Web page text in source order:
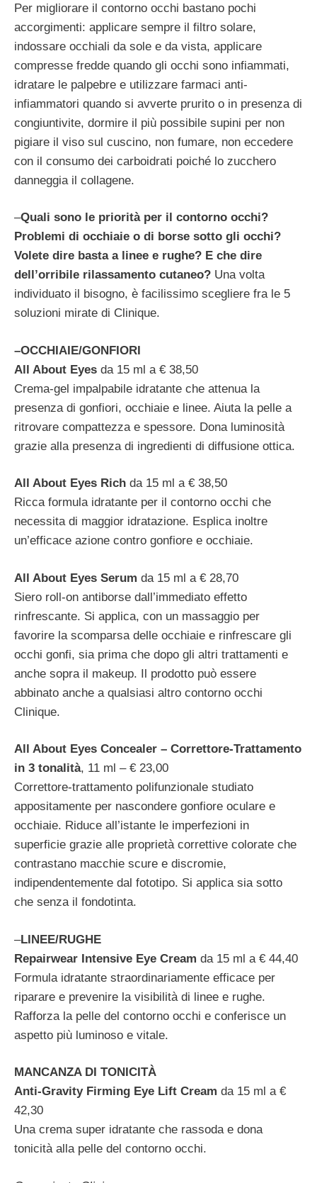
Per migliorare il contorno occhi bastano pochi
accorgimenti: applicare sempre il filtro solare,
indossare occhiali da sole e da vista, applicare
compresse fredde quando gli occhi sono infiammati,
idratare le palpebre e utilizzare farmaci anti-
infiammatori quando si avverte prurito o in presenza di
congiuntivite, dormire il più possibile supini per non
pigiare il viso sul cuscino, non fumare, non eccedere
con il consumo dei carboidrati poiché lo zucchero
danneggia il collagene.
–Quali sono le priorità per il contorno occhi?
Problemi di occhiaie o di borse sotto gli occhi?
Volete dire basta a linee e rughe? E che dire
dell’orribile rilassamento cutaneo? Una volta
individuato il bisogno, è facilissimo scegliere fra le 5
soluzioni mirate di Clinique.
–OCCHIAIE/GONFIORI
All About Eyes da 15 ml a € 38,50
Crema-gel impalpabile idratante che attenua la
presenza di gonfiori, occhiaie e linee. Aiuta la pelle a
ritrovare compattezza e spessore. Dona luminosità
grazie alla presenza di ingredienti di diffusione ottica.
All About Eyes Rich da 15 ml a € 38,50
Ricca formula idratante per il contorno occhi che
necessita di maggior idratazione. Esplica inoltre
un’efficace azione contro gonfiore e occhiaie.
All About Eyes Serum da 15 ml a € 28,70
Siero roll-on antiborse dall’immediato effetto
rinfrescante. Si applica, con un massaggio per
favorire la scomparsa delle occhiaie e rinfrescare gli
occhi gonfi, sia prima che dopo gli altri trattamenti e
anche sopra il makeup. Il prodotto può essere
abbinato anche a qualsiasi altro contorno occhi
Clinique.
All About Eyes Concealer – Correttore-Trattamento
in 3 tonalità, 11 ml – € 23,00
Correttore-trattamento polifunzionale studiato
appositamente per nascondere gonfiore oculare e
occhiaie. Riduce all’istante le imperfezioni in
superficie grazie alle proprietà correttive colorate che
contrastano macchie scure e discromie,
indipendentemente dal fototipo. Si applica sia sotto
che senza il fondotinta.
–LINEE/RUGHE
Repairwear Intensive Eye Cream da 15 ml a € 44,40
Formula idratante straordinariamente efficace per
riparare e prevenire la visibilità di linee e rughe.
Rafforza la pelle del contorno occhi e conferisce un
aspetto più luminoso e vitale.
MANCANZA DI TONICITÀ
Anti-Gravity Firming Eye Lift Cream da 15 ml a €
42,30
Una crema super idratante che rassoda e dona
tonicità alla pelle del contorno occhi.